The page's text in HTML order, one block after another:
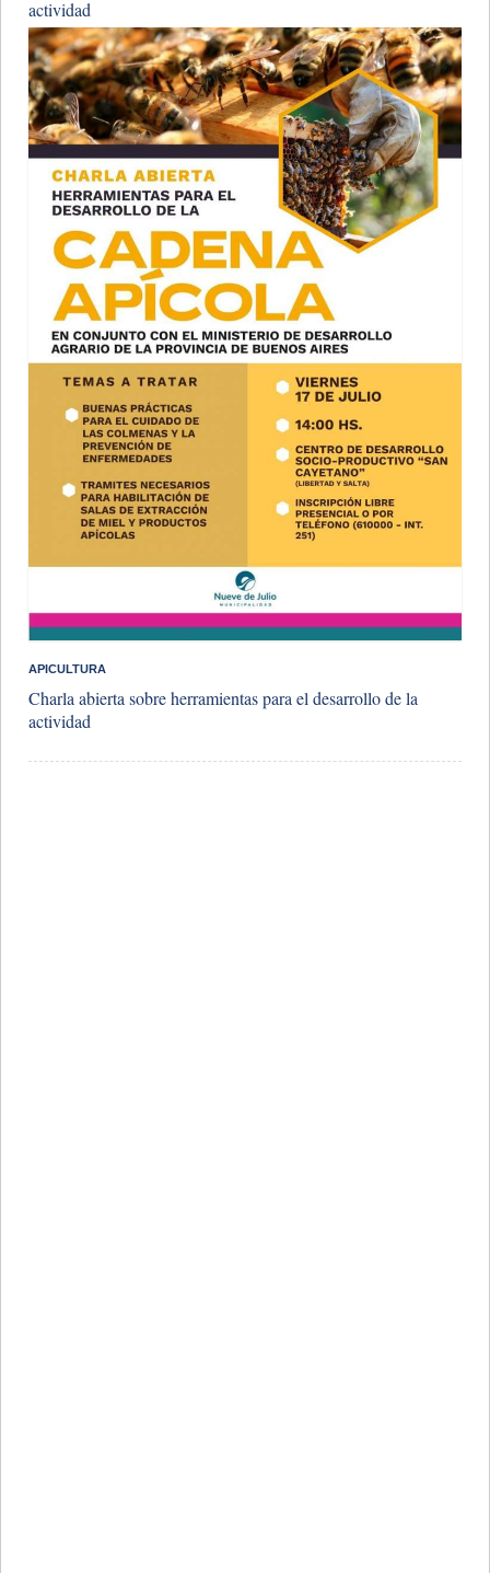
actividad
APICULTURA
Charla abierta sobre herramientas para el desarrollo de la
actividad